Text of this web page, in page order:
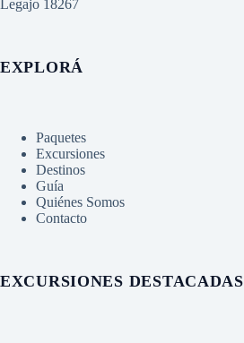
Legajo 18267
EXPLORÁ
Paquetes
Excursiones
Destinos
Guía
Quiénes Somos
Contacto
EXCURSIONES DESTACADAS